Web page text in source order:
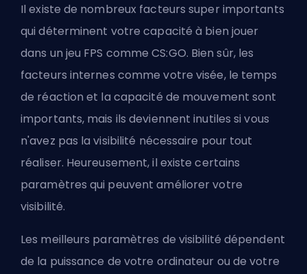
Il existe de nombreux facteurs super importants
qui déterminent votre capacité à bien jouer
dans un jeu FPS comme CS:GO. Bien sûr, les
facteurs internes comme votre visée, le temps
de réaction et la capacité de mouvement sont
importants, mais ils deviennent inutiles si vous
n'avez pas la visibilité nécessaire pour tout
réaliser. Heureusement, il existe certains
paramètres qui peuvent améliorer votre
visibilité.
Les meilleurs paramètres de visibilité dépendent
de la puissance de votre ordinateur ou de votre